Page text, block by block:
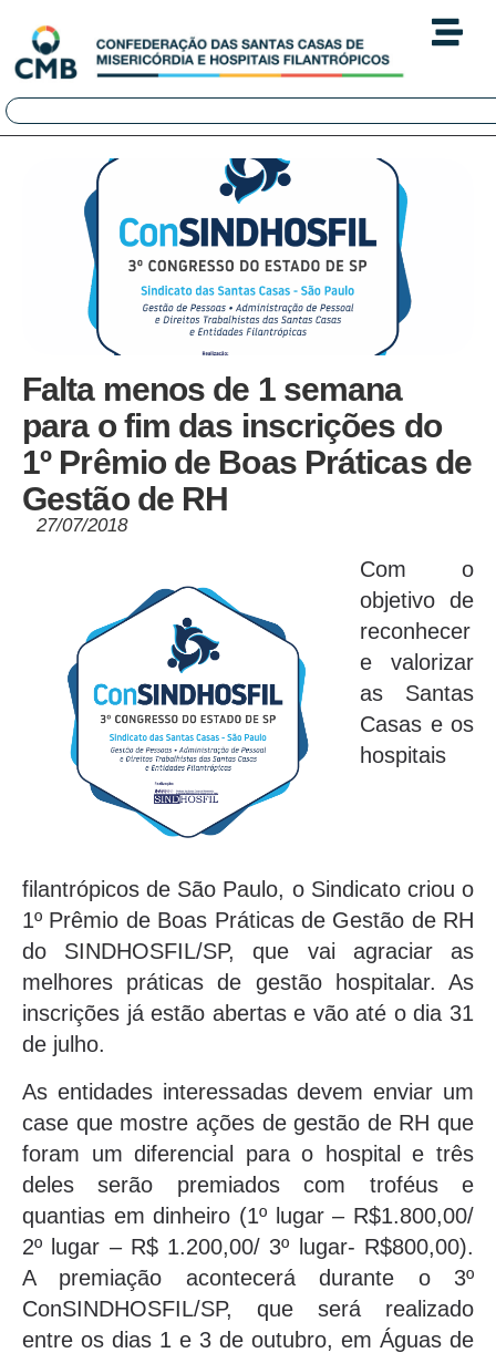
Falta menos de 1 semana
para o fim das inscrições do
1º Prêmio de Boas Práticas de
Gestão de RH
27/07/2018
Com o
objetivo de
reconhecer
e valorizar
as Santas
Casas e os
hospitais
filantrópicos de São Paulo, o Sindicato criou o
1º Prêmio de Boas Práticas de Gestão de RH
do SINDHOSFIL/SP, que vai agraciar as
melhores práticas de gestão hospitalar. As
inscrições já estão abertas e vão até o dia 31
de julho.
As entidades interessadas devem enviar um
case que mostre ações de gestão de RH que
foram um diferencial para o hospital e três
deles serão premiados com troféus e
quantias em dinheiro (1º lugar – R$1.800,00/
2º lugar – R$ 1.200,00/ 3º lugar- R$800,00).
A premiação acontecerá durante o 3º
ConSINDHOSFIL/SP, que será realizado
entre os dias 1 e 3 de outubro, em Águas de